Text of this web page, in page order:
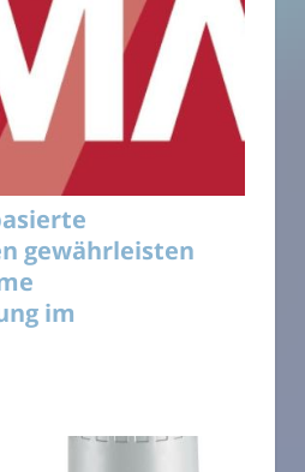
gewährleisten
im